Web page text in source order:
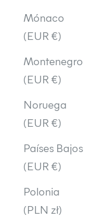
Mónaco
(EUR €)
Montenegro
(EUR €)
Noruega
(EUR €)
Países Bajos
(EUR €)
Polonia
(PLN zł)